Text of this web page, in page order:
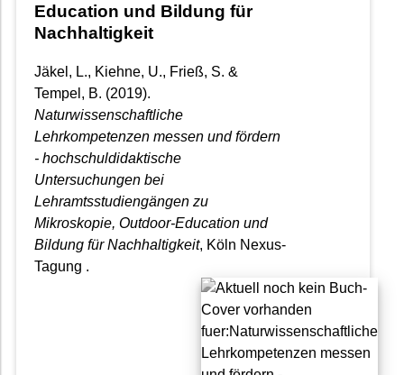
Education und Bildung für
Nachhaltigkeit
Jäkel, L., Kiehne, U., Frieß, S. &
Tempel, B. (2019).
Naturwissenschaftliche
Lehrkompetenzen messen und fördern
- hochschuldidaktische
Untersuchungen bei
Lehramtsstudiengängen zu
Mikroskopie, Outdoor-Education und
Bildung für Nachhaltigkeit, Köln Nexus-
Tagung .